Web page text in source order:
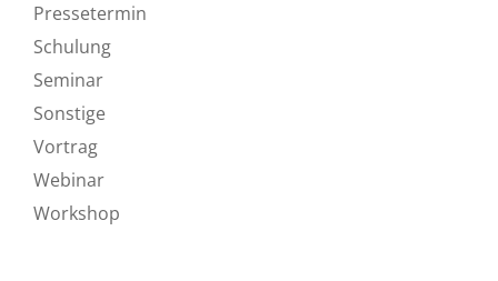
Pressetermin
Schulung
Seminar
Sonstige
Vortrag
Webinar
Workshop